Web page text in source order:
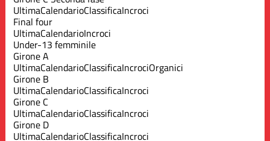
UltimaCalendarioClassificaIncroci
Final four
UltimaCalendarioIncroci
Under-13 femminile
Girone A
UltimaCalendarioClassificaIncrociOrganici
Girone B
UltimaCalendarioClassificaIncroci
Girone C
UltimaCalendarioClassificaIncroci
Girone D
UltimaCalendarioClassificaIncroci